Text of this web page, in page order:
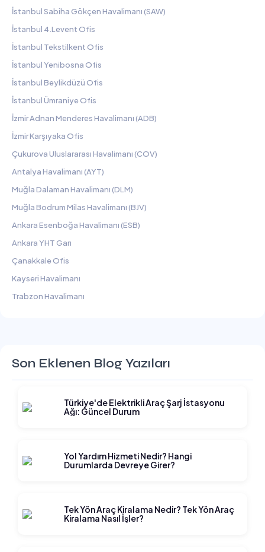
İstanbul Sabiha Gökçen Havalimanı (SAW)
İstanbul 4.Levent Ofis
İstanbul Tekstilkent Ofis
İstanbul Yenibosna Ofis
İstanbul Beylikdüzü Ofis
İstanbul Ümraniye Ofis
İzmir Adnan Menderes Havalimanı (ADB)
İzmir Karşıyaka Ofis
Çukurova Uluslararası Havalimanı (COV)
Antalya Havalimanı (AYT)
Muğla Dalaman Havalimanı (DLM)
Muğla Bodrum Milas Havalimanı (BJV)
Ankara Esenboğa Havalimanı (ESB)
Ankara YHT Garı
Çanakkale Ofis
Kayseri Havalimanı
Trabzon Havalimanı
Son Eklenen Blog Yazıları
Türkiye'de Elektrikli Araç Şarj İstasyonu
Ağı: Güncel Durum
Yol Yardım Hizmeti Nedir? Hangi
Durumlarda Devreye Girer?
Tek Yön Araç Kiralama Nedir? Tek Yön Araç
Kiralama Nasıl İşler?